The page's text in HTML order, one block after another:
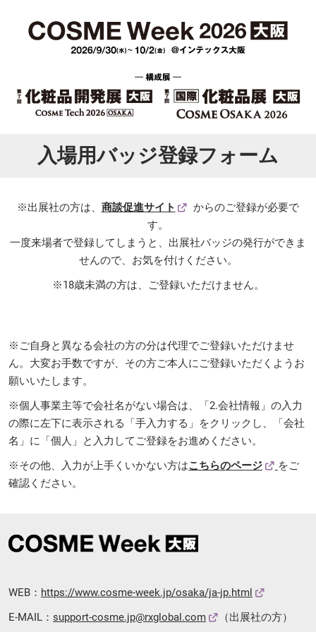
入場用バッジ登録フォーム
※出展社の方は、 商談促進サイト
からのご登録が必要で
す。
一度来場者で登録してしまうと、出展社バッジの発行ができま
せんので、お気を付けください。
※18歳未満の方は、ご登録いただけません。
※ご自身と異なる会社の方の分は代理でご登録いただけませ
ん。大変お手数ですが、その方ご本人にご登録いただくようお
願いいたします。
※個人事業主等で会社名がない場合は、「2.会社情報」の入力
の際に左下に表示される「手入力する」をクリックし、「会社
名」に「個人」と入力してご登録をお進めください。
※その他、入力が上手くいかない方はこちらのページ
をご
確認ください。
WEB： https://www.cosme-week.jp/osaka/ja-jp.html
E-MAIL： support-cosme.jp@rxglobal.com （出展社の方）